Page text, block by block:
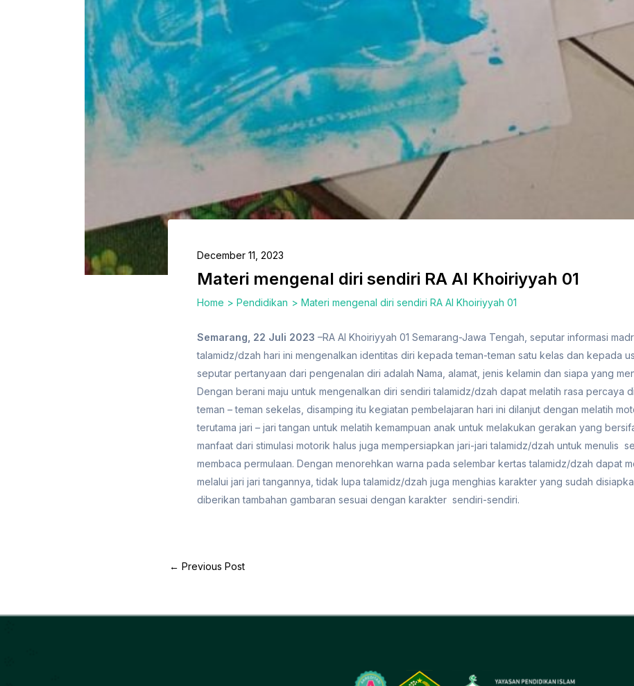
December 11, 2023
Materi mengenal diri sendiri RA Al Khoiriyyah 01
Home Pendidikan Materi mengenal diri sendiri RA Al Khoiriyyah 01
Semarang, 22 Juli 2023 –RA Al Khoiriyyah 01 Semarang-Jawa Tengah, seputar informasi
talamidz/dzah hari ini mengenalkan identitas diri kepada teman-teman satu kelas dan kepada
seputar pertanyaan dari pengenalan diri adalah Nama, alamat, jenis kelamin dan siapa yang
Dengan berani maju untuk mengenalkan diri sendiri talamidz/dzah dapat melatih rasa percaya
teman – teman sekelas, disamping itu kegiatan pembelajaran hari ini dilanjut dengan melatih
terutama jari – jari tangan untuk melatih kemampuan anak untuk melakukan gerakan yang
manfaat dari stimulasi motorik halus juga mempersiapkan jari-jari talamidz/dzah untuk menulis
membaca permulaan. Dengan menorehkan warna pada selembar kertas talamidz/dzah dapat
melalui jari jari tangannya, tidak lupa talamidz/dzah juga menghias karakter yang sudah
diberikan tambahan gambaran sesuai dengan karakter sendiri-sendiri.
← Previous Post